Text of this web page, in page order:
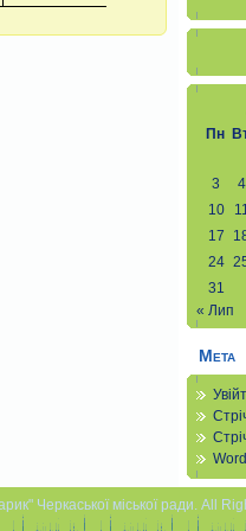
Пн
3
4
10
17
24
31
« Лип
Мета
Черкаської міської ради. All